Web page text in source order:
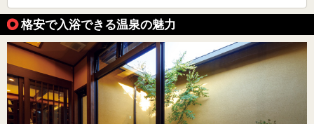
格安で入浴できる温泉の魅力